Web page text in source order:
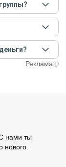
прогнозу
гид
на
состоится.
встречу
— на
зависит от
внесите
этого
всюРеклама
нами ты
нового.